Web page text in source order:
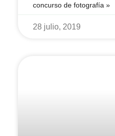
concurso de fotografía »
28 julio, 2019